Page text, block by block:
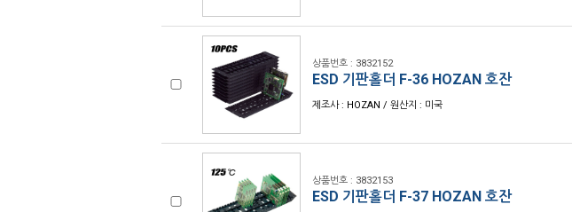
상품번호 : 3832152
ESD 기판홀더 F-36 HOZAN 호잔
제조사 : HOZAN / 원산지 : 미국
상품번호 : 3832153
ESD 기판홀더 F-37 HOZAN 호잔